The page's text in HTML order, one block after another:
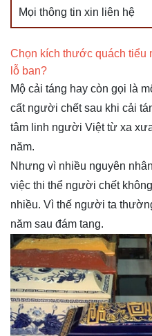
Mọi thông tin xin liên hệ
Chọn kích thước quách tiểu
lỗ ban?
Mộ cải táng hay còn gọi là
cất người chết sau khi cải
tâm linh người Việt từ xa
năm.
Nhưng vì nhiều nguyên
việc thi thể người chết
nhiều. Vì thế người ta
năm sau đám tang.